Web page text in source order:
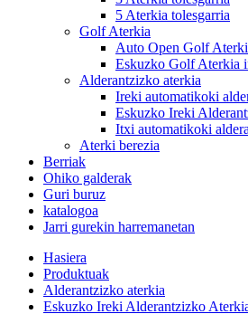
5 Aterkia tolesgarria
Golf Aterkia
Auto Open Golf
Eskuzko Golf Aterkia
Alderantzizko aterkia
Ireki automatikoki
Eskuzko Ireki
Itxi automatikoki
Aterki berezia
Berriak
Ohiko galderak
Guri buruz
katalogoa
Jarri gurekin harremanetan
Hasiera
Produktuak
Alderantzizko aterkia
Eskuzko Ireki Alderantzizko